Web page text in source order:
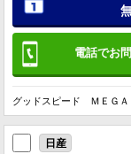
電話でお
グッドスピード ＭＥＧ
日産